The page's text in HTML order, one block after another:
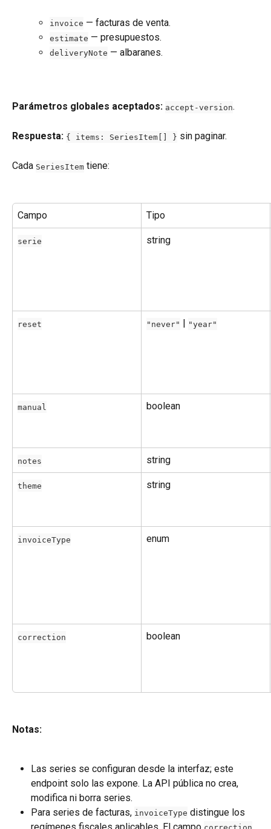
invoice — facturas de venta.
estimate — presupuestos.
deliveryNote — albaranes.
Parámetros globales aceptados: accept-version.
Respuesta: { items: SeriesItem[] } sin paginar.
Cada SeriesItem tiene:
Campo Tipo
serie string
reset "never" | "year"
manual boolean
notes string
theme string
invoiceType enum
correction boolean
Notas:
Las series se configuran desde la interfaz; este
endpoint solo las expone. La API pública no crea,
modifica ni borra series.
Para series de facturas, invoiceType distingue los
regímenes fiscales aplicables. El campo